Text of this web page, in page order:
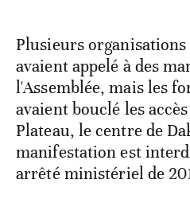
Plusieurs
avaient appelé à des
l'Assemblée, mais les
avaient bouclé les
Plateau, le centre de
manifestation est
arrêté ministériel de